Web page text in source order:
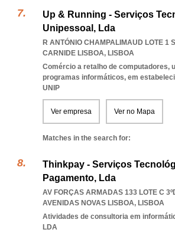
Up & Running - Serviços
Unipessoal, Lda
R ANTÓNIO CHAMPALIMAUD LOTE 1
CARNIDE LISBOA, LISBOA
Comércio a retalho de computadores,
programas informáticos, em
UNIP
Ver empresa Ver no Mapa
Matches in the search for:
Thinkpay - Serviços
Pagamento, Lda
AV FORÇAS ARMADAS 133 LOTE C
AVENIDAS NOVAS LISBOA, LISBOA
Atividades de consultoria em
LDA